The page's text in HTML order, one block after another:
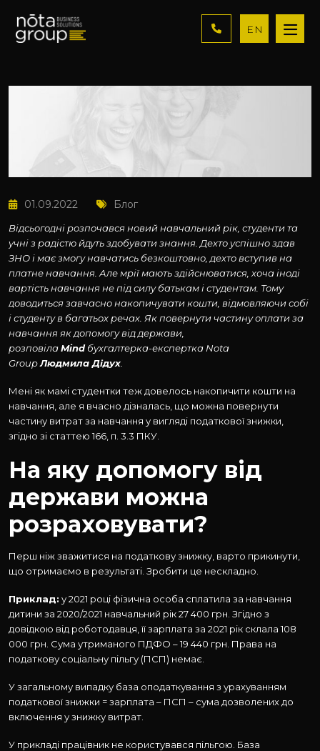
EN
01.09.2022 Блог
Відсьогодні розпочався новий навчальний рік, студенти та
учні з радістю йдуть здобувати знання. Дехто успішно здав
ЗНО і має змогу навчатись безкоштовно, дехто вступив на
платне навчання. Але мрії мають здійснюватися, хоча іноді
вартість навчання не під силу батькам і студентам. Тому
доводиться завчасно накопичувати кошти, відмовляючи собі
і студенту в багатьох речах. Як повернути частину оплати за
навчання як допомогу від держави,
розповілаMindбухгалтерка-експертка Nota
GroupЛюдмила Дідух
Мені як мамі студентки теж довелось накопичити кошти на
навчання, але я вчасно дізналась, що можна повернути
частину витрат за навчання у вигляді податкової знижки,
згідно зі статтею 166, п. 3.3 ПКУ.
На яку допомогу від
держави можна
розраховувати?
Перш ніж зважитися на податкову знижку, варто прикинути,
що отримаємо в результаті. Зробити це нескладно.
Приклад: у 2021 році фізична особа сплатила за навчання
дитини за 2020/2021 навчальний рік 27 400 грн. Згідно з
довідкою від роботодавця, її зарплата за 2021 рік склала 108
000 грн. Сума утриманого ПДФО – 19 440 грн. Права на
податкову соціальну пільгу (ПСП) немає.
У загальному випадку база оподаткування з урахуванням
податкової знижки = зарплата – ПСП – сума дозволених до
включення у знижку витрат.
У прикладі працівник не користувався пільгою. База